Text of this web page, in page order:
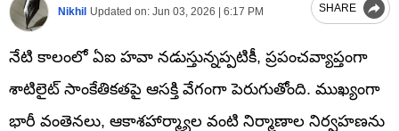
Nikhil Updated on: Jun 03, 2026 | 6:17 PM SHARE
నేటి కాలంలో ఏఐ హవా నడుస్తున్నప్పటికీ, ప్రపంచవ్యాప్తంగా
శాటిలైట్ సాంకేతికతపై ఆసక్తి వేగంగా పెరుగుతోంది. ముఖ్యంగా
భారీ వంతెనలు, ఆకాశహార్మ్యాల వంటి నిర్మాణాల నిర్వహణను